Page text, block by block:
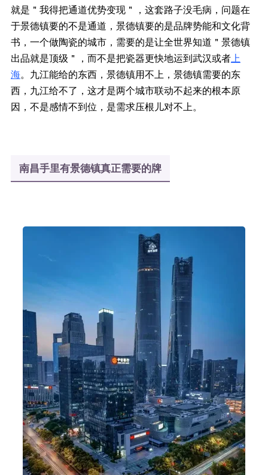
就是＂我得把通道优势变现＂，这套路子没毛病，问题在
于景德镇要的不是通道，景德镇要的是品牌势能和文化背
书，一个做陶瓷的城市，需要的是让全世界知道＂景德镇
出品就是顶级＂，而不是把瓷器更快地运到武汉或者上
海。九江能给的东西，景德镇用不上，景德镇需要的东
西，九江给不了，这才是两个城市联动不起来的根本原
因，不是感情不到位，是需求压根儿对不上。
南昌手里有景德镇真正需要的牌